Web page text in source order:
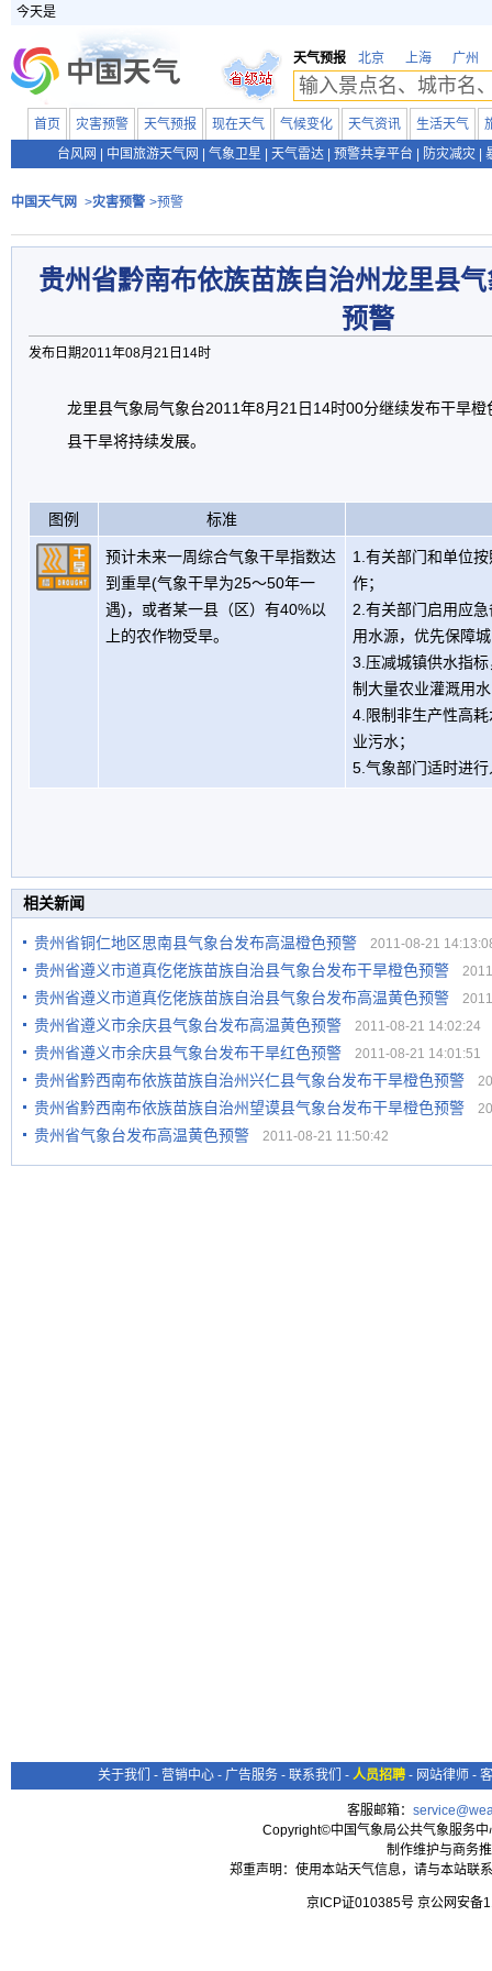
今天是
天气预报 北京 上海 广州
首页 灾害预警 天气预报 现在天气 气候变化 天气资讯 生活天气
台风网
中国旅游天气网 气象卫星 天气雷达 预警共享平台 防灾减灾
中国天气网 >灾害预警 >预警
贵州省黔南布依族苗族自治州龙里县
预警
发布日期2011年08月21日14时
龙里县气象局气象台2011年8月21日14时00分继续发布干旱
县干旱将持续发展。
图例 标准
预计未来一周综合气象干旱指数达
到重旱(气象干旱为25～50年一
遇)，或者某一县（区）有40%以
上的农作物受旱。
1.有关部门和单位
作；
2.有关部门启用应
用水源，优先保障
3.压减城镇供水指
制大量农业灌溉用
4.限制非生产性高
业污水；
5.气象部门适时进
相关新闻
贵州省铜仁地区思南县气象台发布高温橙色预警 2011-08-21
贵州省遵义市道真仡佬族苗族自治县气象台发布干旱橙色预警
贵州省遵义市道真仡佬族苗族自治县气象台发布高温黄色预警
贵州省遵义市余庆县气象台发布高温黄色预警 2011-08-21 14:02:24
贵州省遵义市余庆县气象台发布干旱红色预警 2011-08-21 14:01:51
贵州省黔西南布依族苗族自治州兴仁县气象台发布干旱橙色预警
贵州省黔西南布依族苗族自治州望谟县气象台发布干旱橙色预警
贵州省气象台发布高温黄色预警 2011-08-21 11:50:42
关于我们 - 营销中心 - 广告服务 - 联系我们 - 人员招聘 - 网站律师 -
客服邮箱：
Copyright©中国气象局公共气象服务
制作维护与商务
郑重声明：使用本站天气信息，请与本站联
京ICP证010385号 京公网安备